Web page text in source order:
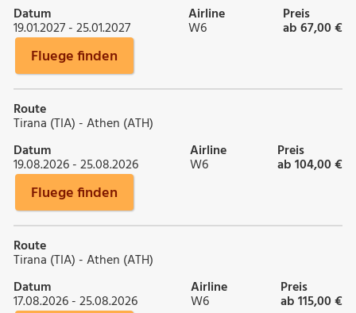
Datum
19.01.2027 - 25.01.2027
Airline
W6
Preis
ab 67,00 €
Fluege finden
Route
Tirana (TIA) - Athen (ATH)
Datum
19.08.2026 - 25.08.2026
Airline
W6
Preis
ab 104,00 €
Fluege finden
Route
Tirana (TIA) - Athen (ATH)
Datum
17.08.2026 - 25.08.2026
Airline
W6
Preis
ab 115,00 €